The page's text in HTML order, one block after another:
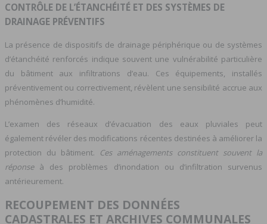
CONTRÔLE DE L’ÉTANCHÉITÉ ET DES SYSTÈMES DE
DRAINAGE PRÉVENTIFS
La présence de dispositifs de drainage périphérique ou de systèmes
d’étanchéité renforcés indique souvent une vulnérabilité particulière
du bâtiment aux infiltrations d’eau. Ces équipements, installés
préventivement ou correctivement, révèlent une sensibilité accrue aux
phénomènes d’humidité.
L’examen des réseaux d’évacuation des eaux pluviales peut
également révéler des modifications récentes destinées à améliorer la
protection du bâtiment.
Ces aménagements constituent souvent la
réponse à des problèmes d’inondation ou d’infiltration survenus
antérieurement.
RECOUPEMENT DES DONNÉES
CADASTRALES ET ARCHIVES COMMUNALES